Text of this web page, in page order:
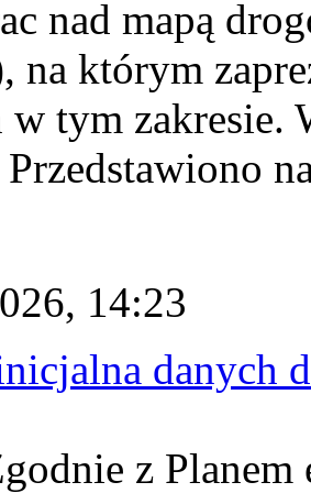
nad mapą
na którym
tym zakresie.
14:23
danych
z